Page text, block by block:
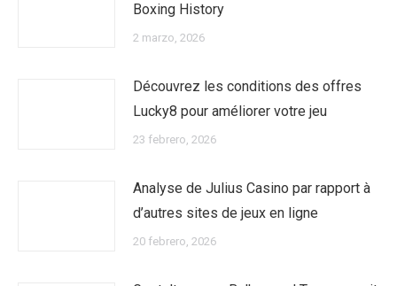
Boxing History
2 marzo, 2026
Découvrez les conditions des offres
Lucky8 pour améliorer votre jeu
23 febrero, 2026
Analyse de Julius Casino par rapport à
d’autres sites de jeux en ligne
20 febrero, 2026